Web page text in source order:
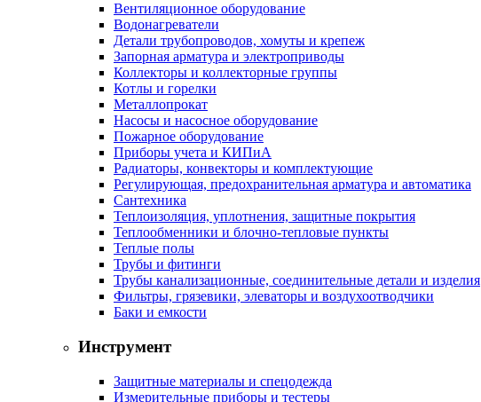
Вентиляционное оборудование
Водонагреватели
Детали трубопроводов, хомуты и крепеж
Запорная арматура и электроприводы
Коллекторы и коллекторные группы
Котлы и горелки
Металлопрокат
Насосы и насосное оборудование
Пожарное оборудование
Приборы учета и КИПиА
Радиаторы, конвекторы и комплектующие
Регулирующая, предохранительная арматура и автоматика
Сантехника
Теплоизоляция, уплотнения, защитные покрытия
Теплообменники и блочно-тепловые пункты
Теплые полы
Трубы и фитинги
Трубы канализационные, соединительные детали и изделия
Фильтры, грязевики, элеваторы и воздухоотводчики
Баки и емкости
Инструмент
Защитные материалы и спецодежда
Измерительные приборы и тестеры